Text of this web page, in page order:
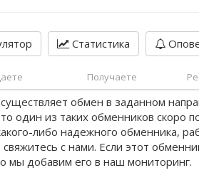
Статистика
Получаете
обмен в заданном
один из таких обменников скоро
либо надежного обменника,
свяжитесь с нами. Если этот
мы добавим его в наш мониторинг.